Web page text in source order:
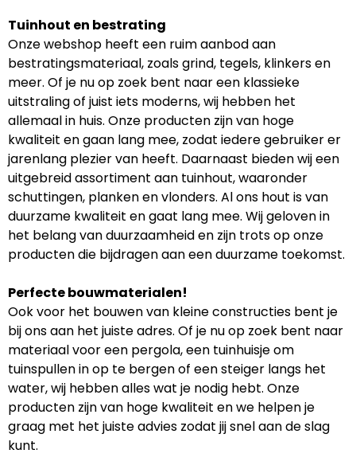
Tuinhout en bestrating
Onze webshop heeft een ruim aanbod aan
bestratingsmateriaal, zoals grind, tegels, klinkers en
meer. Of je nu op zoek bent naar een klassieke
uitstraling of juist iets moderns, wij hebben het
allemaal in huis. Onze producten zijn van hoge
kwaliteit en gaan lang mee, zodat iedere gebruiker er
jarenlang plezier van heeft. Daarnaast bieden wij een
uitgebreid assortiment aan tuinhout, waaronder
schuttingen, planken en vlonders. Al ons hout is van
duurzame kwaliteit en gaat lang mee. Wij geloven in
het belang van duurzaamheid en zijn trots op onze
producten die bijdragen aan een duurzame toekomst.
Perfecte bouwmaterialen!
Ook voor het bouwen van kleine constructies bent je
bij ons aan het juiste adres. Of je nu op zoek bent naar
materiaal voor een pergola, een tuinhuisje om
tuinspullen in op te bergen of een steiger langs het
water, wij hebben alles wat je nodig hebt. Onze
producten zijn van hoge kwaliteit en we helpen je
graag met het juiste advies zodat jij snel aan de slag
kunt.